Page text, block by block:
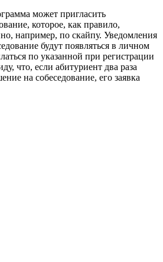
может пригласить
которое, как правило,
например, по скайпу. Уведомления
будут появляться в личном
по указанной при регистрации
что, если абитуриент два раза
на собеседование, его заявка